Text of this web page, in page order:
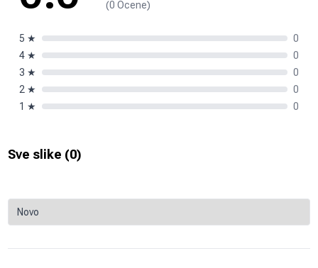
(0 Ocene)
5 ★
0
4 ★
0
3 ★
0
2 ★
0
1 ★ 0
Sve slike (0)